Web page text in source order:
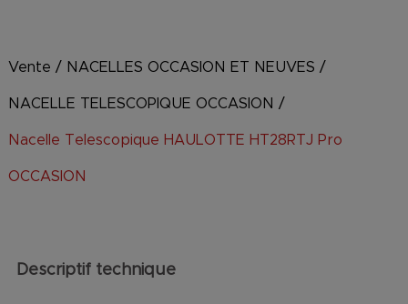
Vente / NACELLES OCCASION ET NEUVES /
NACELLE TELESCOPIQUE OCCASION /
Nacelle Telescopique HAULOTTE HT28RTJ Pro
OCCASION
Descriptif technique